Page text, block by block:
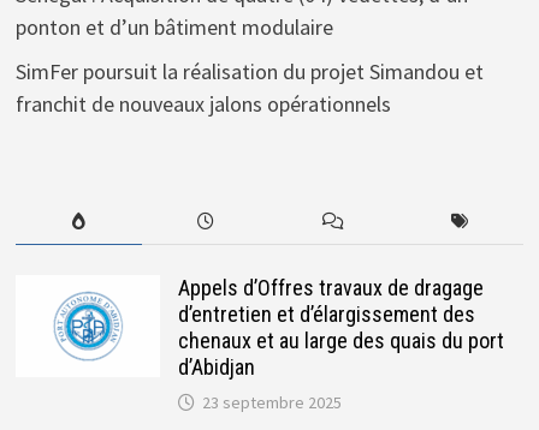
ponton et d’un bâtiment modulaire
SimFer poursuit la réalisation du projet Simandou et
franchit de nouveaux jalons opérationnels
Appels d’Offres travaux de dragage
d’entretien et d’élargissement des
chenaux et au large des quais du port
d’Abidjan
23 septembre 2025